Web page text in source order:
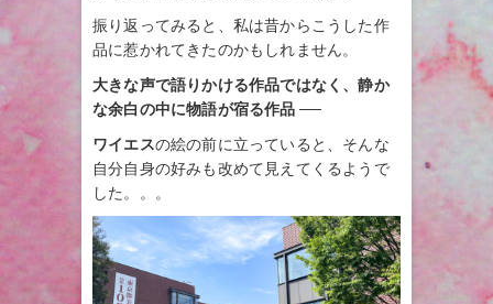
振り返ってみると、私は昔からこうした作
品に惹かれてきたのかもしれません。
大きな声で語りかける作品ではなく、静か
な余白の中に物語が宿る作品 ──
ワイエスの絵の前に立っていると、そんな
自分自身の好みも改めて見えてくるようで
した。。。